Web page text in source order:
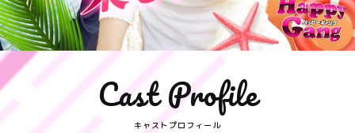
Cast Profile
キャストプロフィール